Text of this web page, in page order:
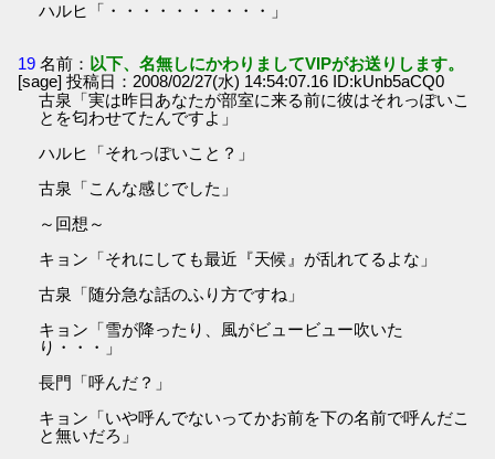
ハルヒ「・・・・・・・・・・」
19 名前： 以下、名無しにかわりましてVIPがお送りします。
[sage] 投稿日：2008/02/27(水) 14:54:07.16 ID:kUnb5aCQ0
古泉「実は昨日あなたが部室に来る前に彼はそれっぽいこ
とを匂わせてたんですよ」
ハルヒ「それっぽいこと？」
古泉「こんな感じでした」
～回想～
キョン「それにしても最近『天候』が乱れてるよな」
古泉「随分急な話のふり方ですね」
キョン「雪が降ったり、風がビュービュー吹いた
り・・・」
長門「呼んだ？」
キョン「いや呼んでないってかお前を下の名前で呼んだこ
と無いだろ」